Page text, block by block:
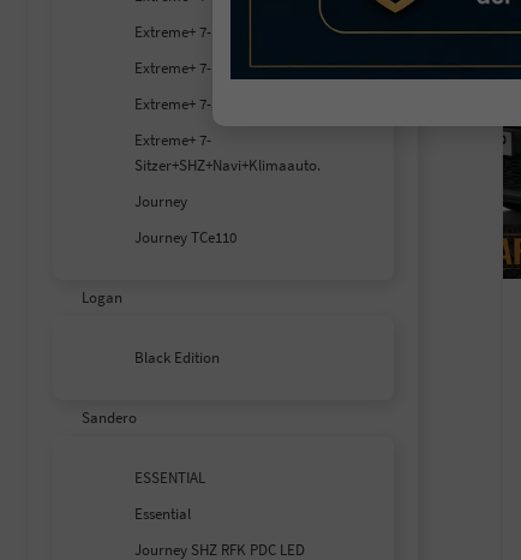
Extreme+ 7-S SHZ
Extreme+ 7-S SHZ+RFK
Extreme+ 7-S SHZ+RFK+Carplay
Extreme+ 7-
Sitzer+SHZ+Navi+Klimaauto.
Journey
Journey TCe110
Logan
Black Edition
Sandero
ESSENTIAL
Essential
Journey SHZ RFK PDC LED